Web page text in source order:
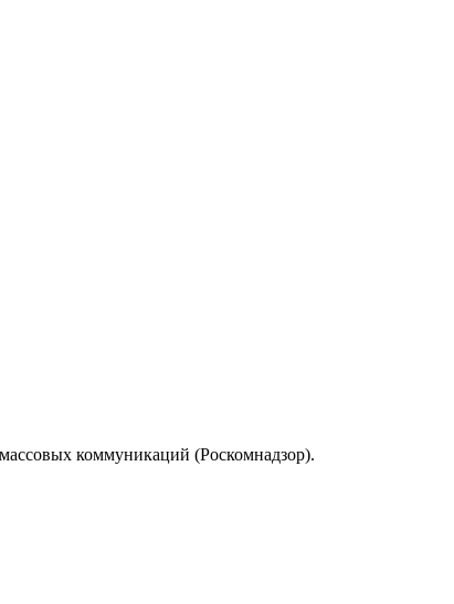
коммуникаций (Роскомнадзор).